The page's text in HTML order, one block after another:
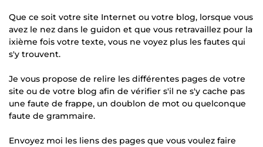
Que ce soit votre site Internet ou votre blog, lorsque vous
avez le nez dans le guidon et que vous retravaillez pour la
ixième fois votre texte, vous ne voyez plus les fautes qui
s'y trouvent.
Je vous propose de relire les différentes pages de votre
site ou de votre blog afin de vérifier s'il ne s'y cache pas
une faute de frappe, un doublon de mot ou quelconque
faute de grammaire.
Envoyez moi les liens des pages que vous voulez faire